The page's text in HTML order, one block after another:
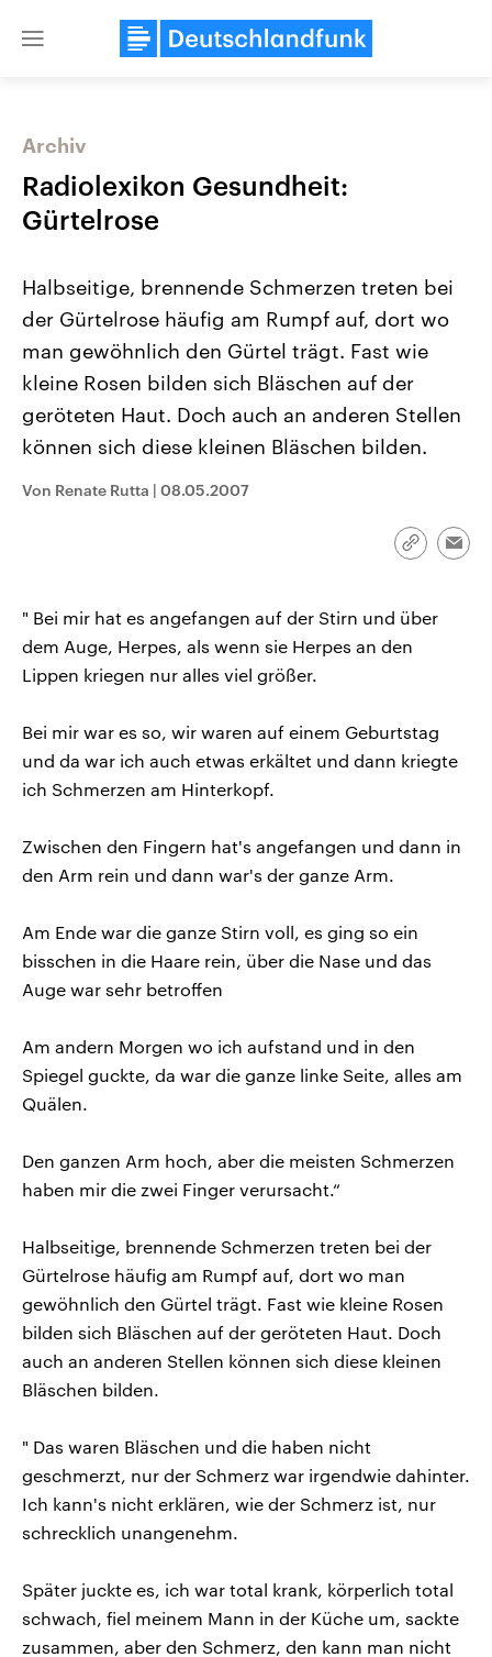
Close
Landtagswahl Sachsen-Anhalt
Alle Informationen
Sachsen-Anhalt wählt am 6.
September 2026 einen neuen
Bundesland von einer Koalition aus
USA
Hintergründe
Wirtschaftlich und
gehören die Vereinigten
Audio-Archiv
Archiv
Radiolexikon Gesundheit:
Gürtelrose
Halbseitige, brennende Schmerzen treten bei
der Gürtelrose häufig am Rumpf auf, dort wo
man gewöhnlich den Gürtel trägt. Fast wie
kleine Rosen bilden sich Bläschen auf der
geröteten Haut. Doch auch an anderen Stellen
können sich diese kleinen Bläschen bilden.
Von Renate Rutta | 08.05.2007
Link
" Bei mir hat es angefangen auf der Stirn und über
dem Auge, Herpes, als wenn sie Herpes an den
Lippen kriegen nur alles viel größer.
Bei mir war es so, wir waren auf einem Geburtstag
und da war ich auch etwas erkältet und dann kriegte
ich Schmerzen am Hinterkopf.
Zwischen den Fingern hat's angefangen und dann in
den Arm rein und dann war's der ganze Arm.
Am Ende war die ganze Stirn voll, es ging so ein
bisschen in die Haare rein, über die Nase und das
Auge war sehr betroffen
Am andern Morgen wo ich aufstand und in den
Spiegel guckte, da war die ganze linke Seite, alles am
Quälen.
Den ganzen Arm hoch, aber die meisten Schmerzen
haben mir die zwei Finger verursacht.“
Halbseitige, brennende Schmerzen treten bei der
Gürtelrose häufig am Rumpf auf, dort wo man
gewöhnlich den Gürtel trägt. Fast wie kleine Rosen
bilden sich Bläschen auf der geröteten Haut. Doch
auch an anderen Stellen können sich diese kleinen
Bläschen bilden.
" Das waren Bläschen und die haben nicht
geschmerzt, nur der Schmerz war irgendwie dahinter.
Ich kann's nicht erklären, wie der Schmerz ist, nur
schrecklich unangenehm.
Später juckte es, ich war total krank, körperlich total
schwach, fiel meinem Mann in der Küche um, sackte
zusammen, aber den Schmerz, den kann man nicht